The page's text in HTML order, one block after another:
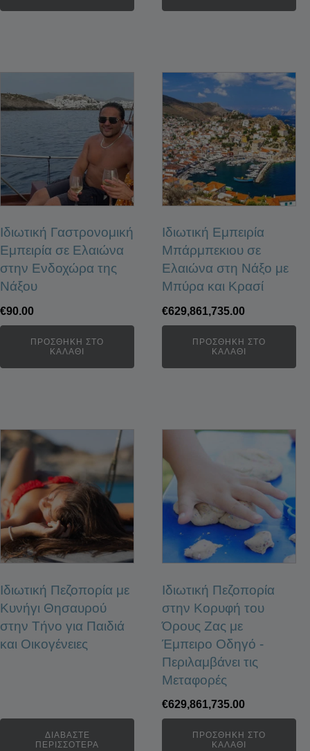
Ιδιωτική Γαστρονομική
Εμπειρία σε Ελαιώνα
στην Ενδοχώρα της
Νάξου
€90.00
ΠΡΟΣΘΉΚΗ ΣΤΟ
ΚΑΛΆΘΙ
Ιδιωτική Εμπειρία
Μπάρμπεκιου σε
Ελαιώνα στη Νάξο με
Μπύρα και Κρασί
€629,861,735.00
ΠΡΟΣΘΉΚΗ ΣΤΟ
ΚΑΛΆΘΙ
Ιδιωτική Πεζοπορία με
Κυνήγι Θησαυρού
στην Τήνο για Παιδιά
και Οικογένειες
ΔΙΑΒΆΣΤΕ
ΠΕΡΙΣΣΌΤΕΡΑ
Ιδιωτική Πεζοπορία
στην Κορυφή του
Όρους Ζας με
Έμπειρο Οδηγό -
Περιλαμβάνει τις
Μεταφορές
€629,861,735.00
ΠΡΟΣΘΉΚΗ ΣΤΟ
ΚΑΛΆΘΙ